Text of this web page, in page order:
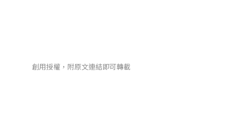
創用授權，附原文連結即可轉載